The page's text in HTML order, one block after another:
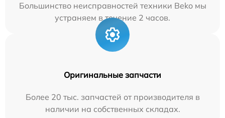
Большинство неисправностей техники Beko мы
устраняем в течение 2 часов.
Оригинальные запчасти
Более 20 тыс. запчастей от производителя в
наличии на собственных складах.